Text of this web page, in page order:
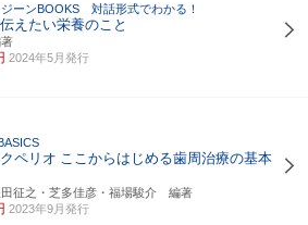
ーンBOOKS 対話形式でわかる！
えたい栄養のこと
2024年5月発行
ペリオ ここからはじめる歯周治療の基本
田征之・芝多佳彦・福場駿介 編著
2023年9月発行